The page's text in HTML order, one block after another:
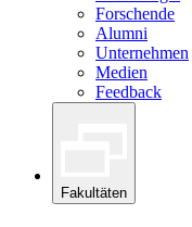
Forschende
Alumni
Unternehmen
Medien
Feedback
Fakultäten